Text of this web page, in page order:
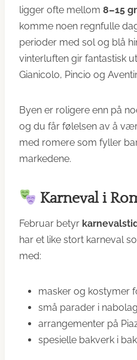
ligger ofte mellom 8–15
komme noen regnfulle
perioder med sol og blå
vinterluften gir fantastisk
Gianicolo, Pincio og
Byen er roligere enn på
og du får følelsen av å
med romere som fyller
markedene.
Karneval i
Februar betyr
har et like stort karneval
med:
masker og kostymer
små parader i
arrangementer på
spesielle bakverk i